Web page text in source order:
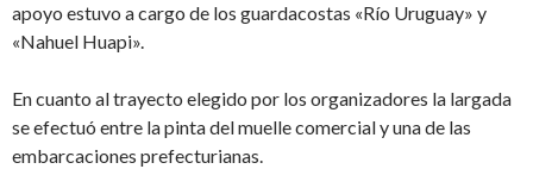
apoyo estuvo a cargo de los guardacostas «Río Uruguay» y
«Nahuel Huapi».
En cuanto al trayecto elegido por los organizadores la largada
se efectuó entre la pinta del muelle comercial y una de las
embarcaciones prefecturianas.